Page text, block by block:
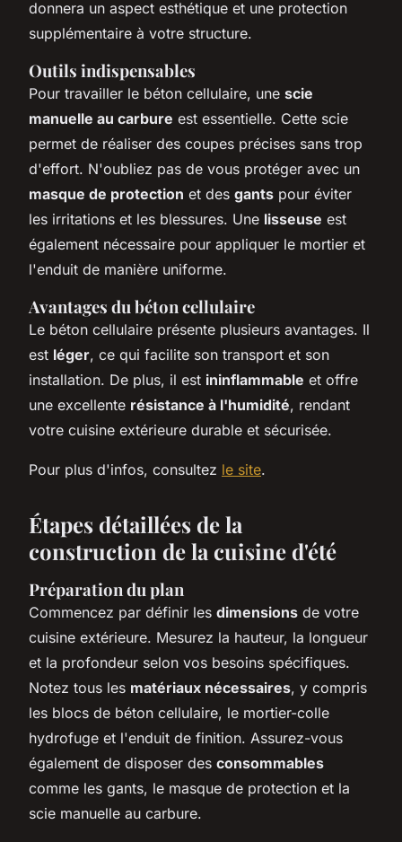
donnera un aspect esthétique et une protection
supplémentaire à votre structure.
Outils indispensables
Pour travailler le béton cellulaire, une scie
manuelle au carbure est essentielle. Cette scie
permet de réaliser des coupes précises sans trop
d'effort. N'oubliez pas de vous protéger avec un
masque de protection et des gants pour éviter
les irritations et les blessures. Une lisseuse est
également nécessaire pour appliquer le mortier et
l'enduit de manière uniforme.
Avantages du béton cellulaire
Le béton cellulaire présente plusieurs avantages. Il
est léger, ce qui facilite son transport et son
installation. De plus, il est ininflammable et offre
une excellente résistance à l'humidité, rendant
votre cuisine extérieure durable et sécurisée.
Pour plus d'infos, consultez le site.
Étapes détaillées de la
construction de la cuisine d'été
Préparation du plan
Commencez par définir les dimensions de votre
cuisine extérieure. Mesurez la hauteur, la longueur
et la profondeur selon vos besoins spécifiques.
Notez tous les matériaux nécessaires, y compris
les blocs de béton cellulaire, le mortier-colle
hydrofuge et l'enduit de finition. Assurez-vous
également de disposer des consommables
comme les gants, le masque de protection et la
scie manuelle au carbure.